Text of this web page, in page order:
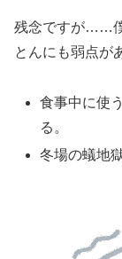
残念ですが……
とんにも弱点が
食事中に使
る。
冬場の蟻地